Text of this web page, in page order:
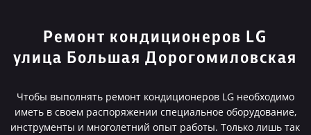
Ремонт кондиционеров LG
улица Большая Дорогомиловская
Чтобы выполнять ремонт кондиционеров LG необходимо
иметь в своем распоряжении специальное оборудование,
инструменты и многолетний опыт работы. Только лишь так